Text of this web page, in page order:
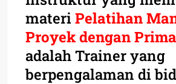
materiPelatihan
Proyek dengan
adalah Trainer yang
berpengalaman di